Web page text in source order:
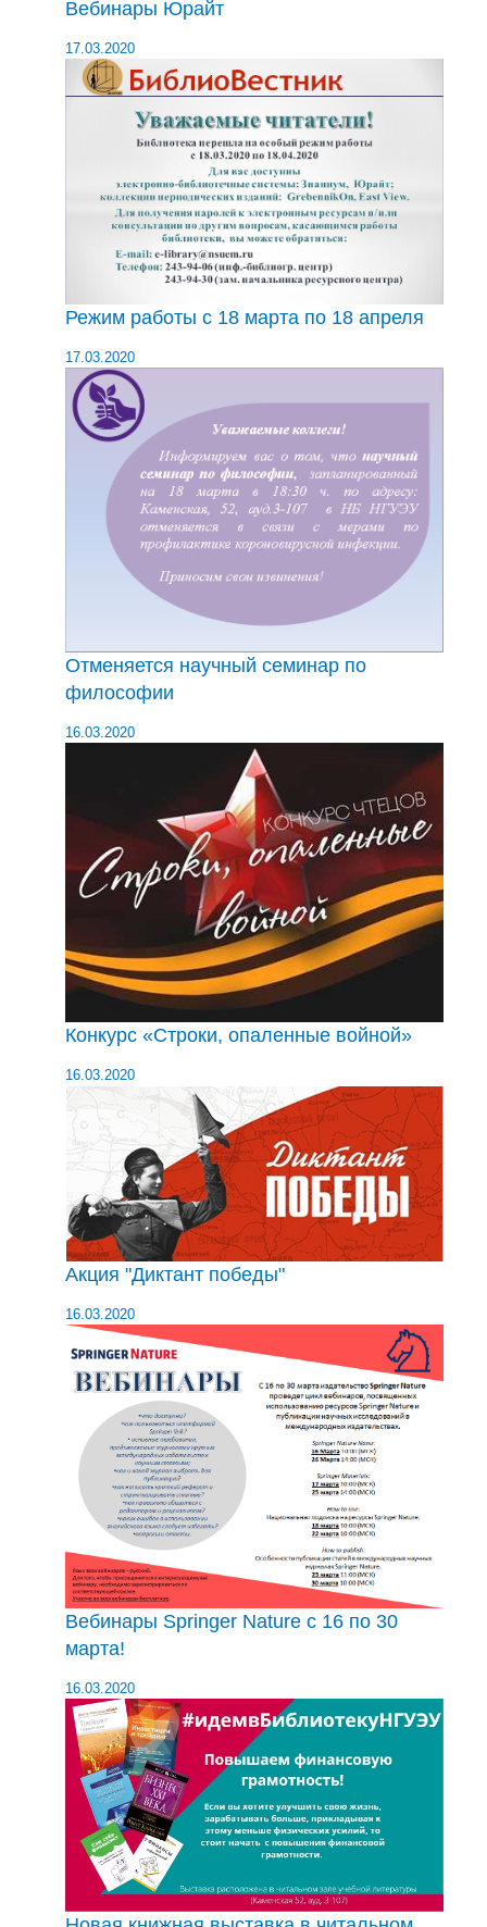
Вебинары Юрайт
17.03.2020
Режим работы с 18 марта по 18 апреля
17.03.2020
Отменяется научный семинар по
философии
16.03.2020
Конкурс «Строки, опаленные войной»
16.03.2020
Акция "Диктант победы"
16.03.2020
Вебинары Springer Nature с 16 по 30
марта!
16.03.2020